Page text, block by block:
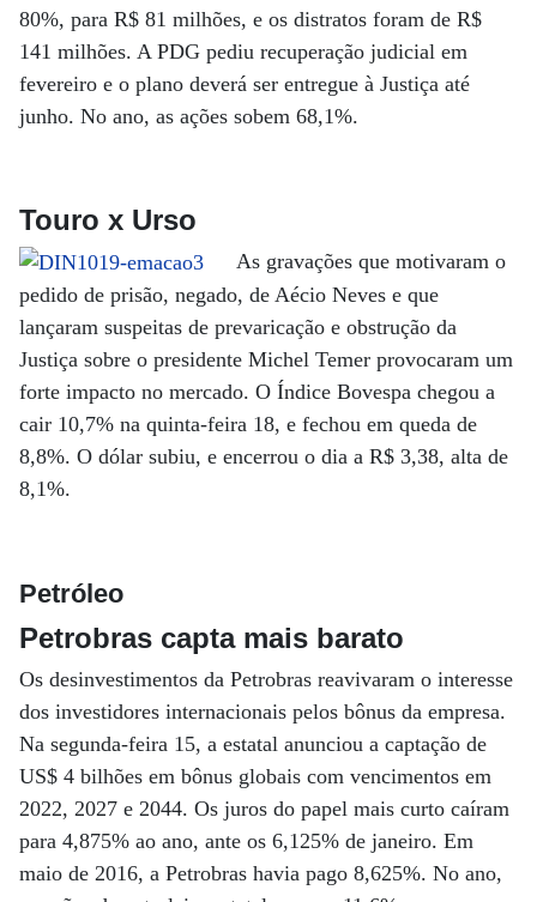
80%, para R$ 81 milhões, e os distratos foram de R$
141 milhões. A PDG pediu recuperação judicial em
fevereiro e o plano deverá ser entregue à Justiça até
junho. No ano, as ações sobem 68,1%.
Touro x Urso
As gravações que motivaram o
pedido de prisão, negado, de Aécio Neves e que
lançaram suspeitas de prevaricação e obstrução da
Justiça sobre o presidente Michel Temer provocaram um
forte impacto no mercado. O Índice Bovespa chegou a
cair 10,7% na quinta-feira 18, e fechou em queda de
8,8%. O dólar subiu, e encerrou o dia a R$ 3,38, alta de
8,1%.
Petróleo
Petrobras capta mais barato
Os desinvestimentos da Petrobras reavivaram o interesse
dos investidores internacionais pelos bônus da empresa.
Na segunda-feira 15, a estatal anunciou a captação de
US$ 4 bilhões em bônus globais com vencimentos em
2022, 2027 e 2044. Os juros do papel mais curto caíram
para 4,875% ao ano, ante os 6,125% de janeiro. Em
maio de 2016, a Petrobras havia pago 8,625%. No ano,